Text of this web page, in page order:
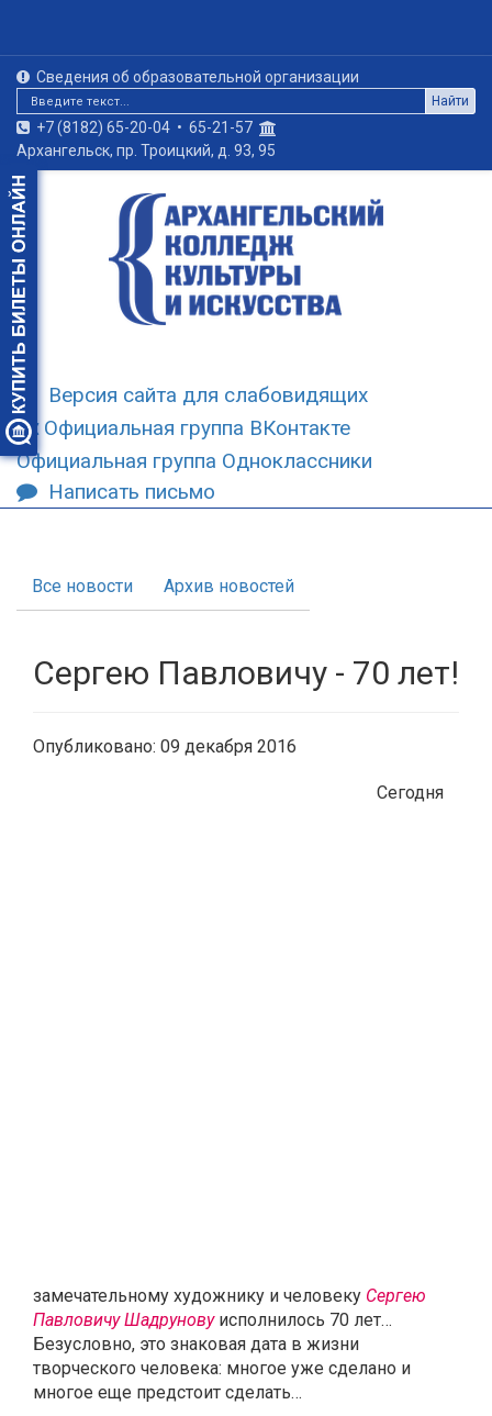
Сведения об образовательной организации
Найти
+7 (8182) 65-20-04 • 65-21-57
Архангельск, пр. Троицкий, д. 93, 95
Версия сайта для слабовидящих
Официальная группа ВКонтакте
Официальная группа Одноклассники
Написать письмо
Все новости Архив новостей
Сергею Павловичу - 70 лет!
Опубликовано: 09 декабря 2016
Сегодня
замечательному художнику и человеку Сергею
Павловичу Шадрунову исполнилось 70 лет…
Безусловно, это знаковая дата в жизни
творческого человека: многое уже сделано и
многое еще предстоит сделать…